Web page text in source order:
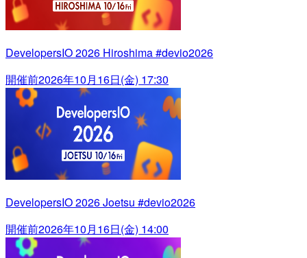
DevelopersIO 2026 Hiroshima #devio2026
開催前2026年10月16日(金) 17:30
DevelopersIO 2026 Joetsu #devio2026
開催前2026年10月16日(金) 14:00